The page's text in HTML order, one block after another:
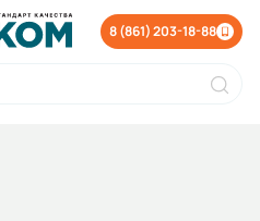
8 (861) 203-18-88